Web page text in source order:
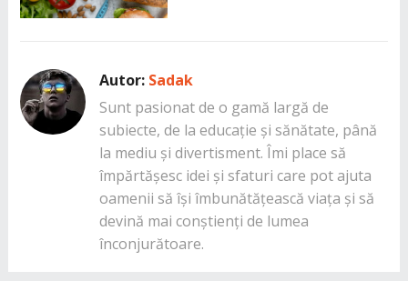
Autor: Sadak
Sunt pasionat de o gamă largă de
subiecte, de la educație și sănătate, până
la mediu și divertisment. Îmi place să
împărtășesc idei și sfaturi care pot ajuta
oamenii să își îmbunătățească viața și să
devină mai conștienți de lumea
înconjurătoare.